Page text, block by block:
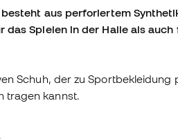
aus perforiertem
Spielen in der Halle als
Schuh, der zu Sportbekleidung
tragen kannst.